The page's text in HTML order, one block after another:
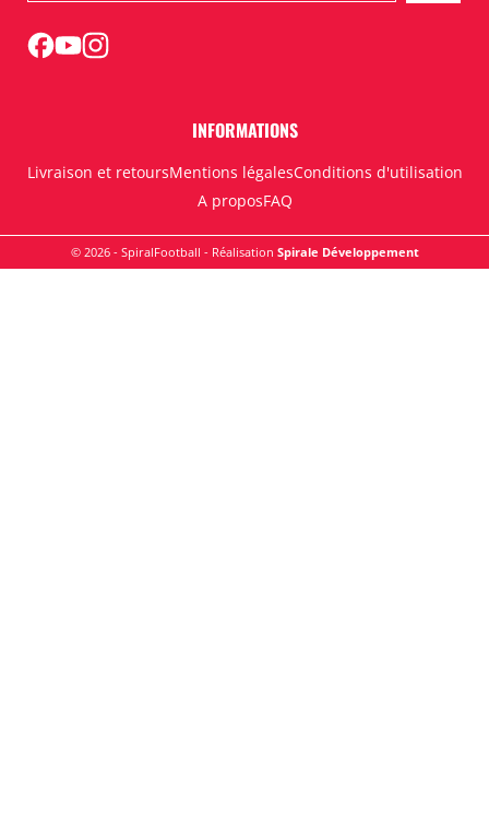
INFORMATIONS
Livraison et retoursMentions légalesConditions d'utilisation
A proposFAQ
© 2026 - SpiralFootball - Réalisation Spirale Développement